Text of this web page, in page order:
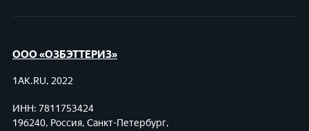
ООО «ОЗБЭТТЕРИЗ»
1AK.RU, 2022
ИНН: 7811753424
196240, Россия, Санкт-Петербург,